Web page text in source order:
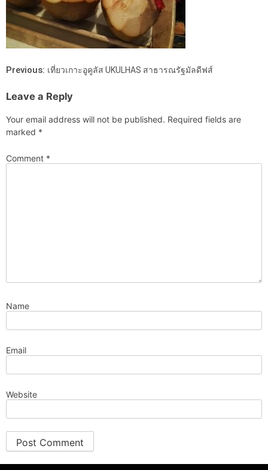
Previous: เที่ยวเกาะอูคูลัส UKULHAS สาธารณรัฐมัลดีฟส์
Leave a Reply
Your email address will not be published. Required fields are
marked *
Comment *
Name
Email
Website